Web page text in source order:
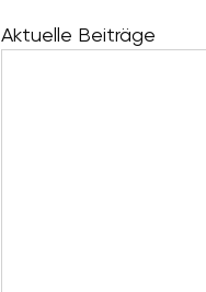
Aktuelle Beiträge